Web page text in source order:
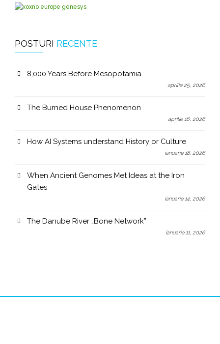
POSTURI RECENTE
8,000 Years Before Mesopotamia
aprilie 25, 2026
The Burned House Phenomenon
aprilie 16, 2026
How AI Systems understand History or Culture
ianuarie 18, 2026
When Ancient Genomes Met Ideas at the Iron
Gates
ianuarie 14, 2026
The Danube River „Bone Network”
ianuarie 11, 2026